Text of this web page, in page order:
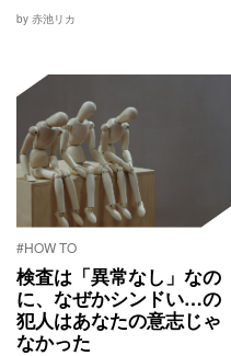
by 赤池リカ
#HOW TO
検査は「異常なし」なの
に、なぜかシンドい…の
犯人はあなたの意志じゃ
なかった